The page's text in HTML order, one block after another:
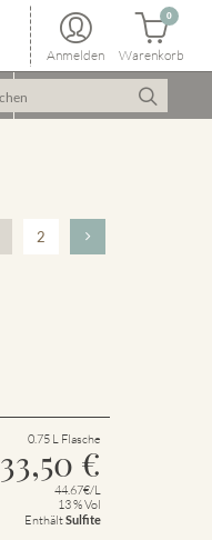
Anmelden Warenkorb
0
2
0.75 L Flasche
33,50 €
44.67€/L
13 % Vol
EnthältSulfite